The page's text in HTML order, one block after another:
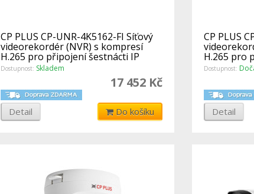
CP PLUS CP-UNR-4K5162-FI Síťový
videorekordér (NVR) s kompresí
H.265 pro připojení šestnácti IP
kame
Dostupnost: Skladem
17 452 Kč
Detail Do košíku
CP PLUS
H.265 pro
Dostupnost:
Detail